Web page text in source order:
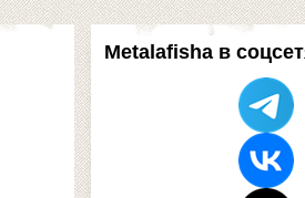
Metalafisha в